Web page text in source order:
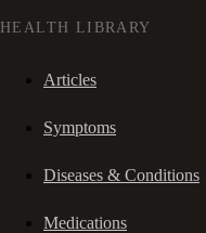
HEALTH LIBRARY
Articles
Symptoms
Diseases & Conditions
Medications